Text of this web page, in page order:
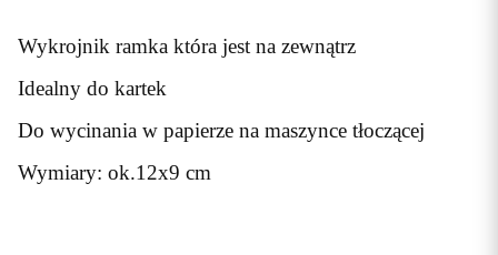
Wykrojnik ramka która jest na zewnątrz
Idealny do kartek
Do wycinania w papierze na maszynce tłoczącej
Wymiary: ok.12x9 cm